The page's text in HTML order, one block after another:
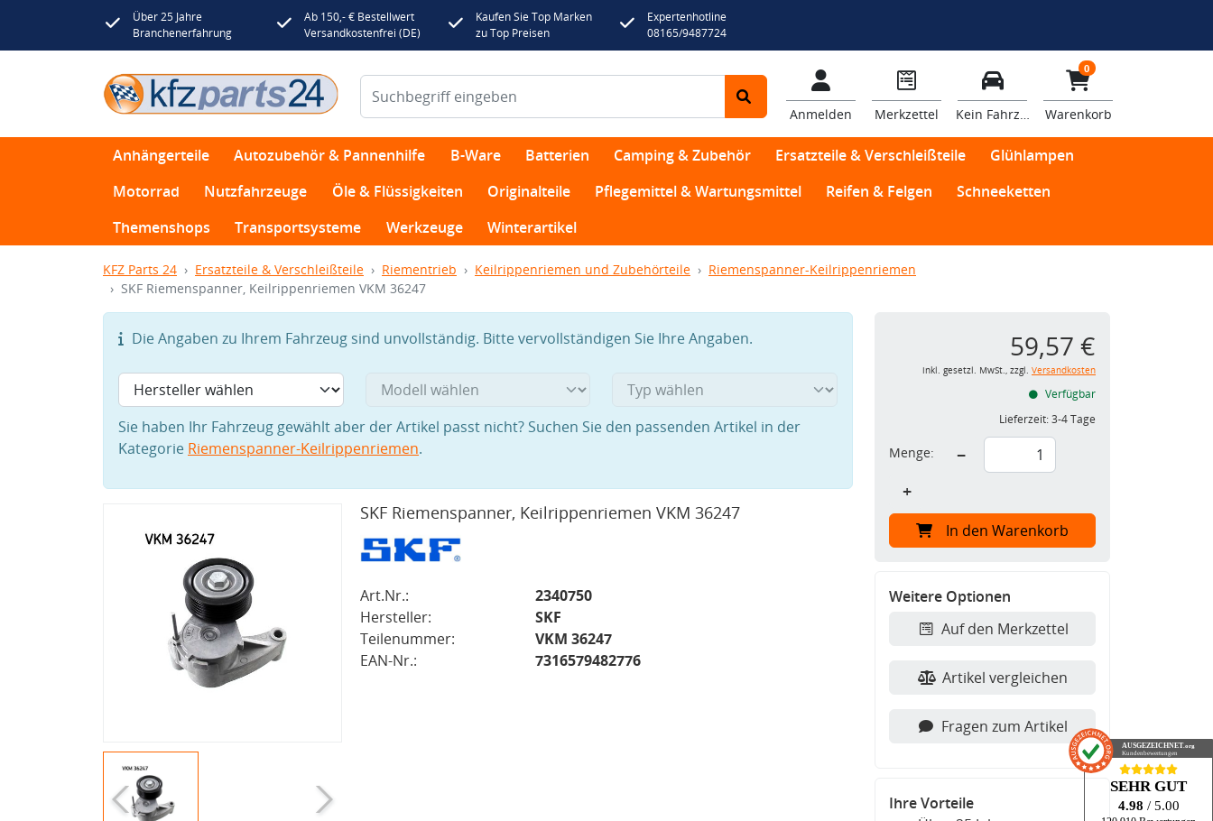
Über 25 Jahre
Branchenerfahrung
Ab 150,- € Bestellwert
Versandkostenfrei (DE)
Kaufen Sie Top Marken
zu Top Preisen
Expertenhotline
08165/9487724
Anmelden Merkzettel Kein Fahrzeug
0
Warenkorb
Anhängerteile Autozubehör & Pannenhilfe B-Ware Batterien Camping & Zubehör Ersatzteile & Verschleißteile
Glühlampen
Motorrad
Nutzfahrzeuge Öle & Flüssigkeiten Originalteile Pflegemittel & Wartungsmittel Reifen & Felgen
Schneeketten
Themenshops
Transportsysteme Werkzeuge Winterartikel
KFZ Parts 24 Ersatzteile & Verschleißteile Riementrieb Keilrippenriemen und Zubehörteile
Riemenspanner-Keilrippenriemen
SKF Riemenspanner, Keilrippenriemen VKM 36247
Die Angaben zu Ihrem Fahrzeug sind unvollständig. Bitte vervollständigen Sie Ihre Angaben.
Sie haben Ihr Fahrzeug gewählt aber der Artikel passt nicht? Suchen Sie den passenden Artikel in der
Kategorie Riemenspanner-Keilrippenriemen.
SKF Riemenspanner, Keilrippenriemen VKM 36247
Art.Nr.:
2340750
Hersteller:
SKF
Teilenummer:
VKM 36247
EAN-Nr.:
7316579482776
59,57 €
inkl. gesetzl. MwSt., zzgl. Versandkosten
Verfügbar
Lieferzeit:3-4 Tage
Menge:
−
+
In den Warenkorb
Weitere Optionen
Auf den Merkzettel
Artikel vergleichen
Fragen zum Artikel
Ihre Vorteile
AUSGEZEICHNET .org
Kundenbewertungen
SEHR GUT
4.98 / 5.00